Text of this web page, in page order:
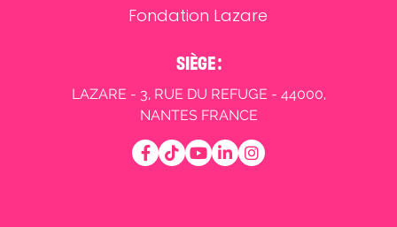
Fondation Lazare
SIÈGE :
LAZARE - 3, RUE DU REFUGE - 44000,
NANTES FRANCE